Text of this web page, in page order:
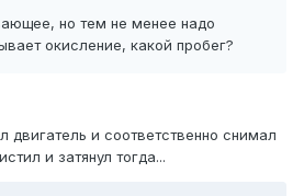
но тем не менее надо
окисление, какой пробег?
двигатель и соответственно снимал
и затянул тогда...